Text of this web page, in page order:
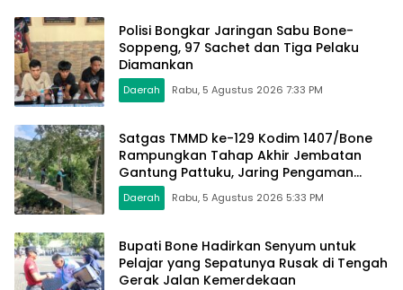
Polisi Bongkar Jaringan Sabu Bone-
Soppeng, 97 Sachet dan Tiga Pelaku
Diamankan
Daerah Rabu, 5 Agustus 2026 7:33 PM
Satgas TMMD ke-129 Kodim 1407/Bone
Rampungkan Tahap Akhir Jembatan
Gantung Pattuku, Jaring Pengaman
Mulai Terpasang
Daerah Rabu, 5 Agustus 2026 5:33 PM
Bupati Bone Hadirkan Senyum untuk
Pelajar yang Sepatunya Rusak di Tengah
Gerak Jalan Kemerdekaan